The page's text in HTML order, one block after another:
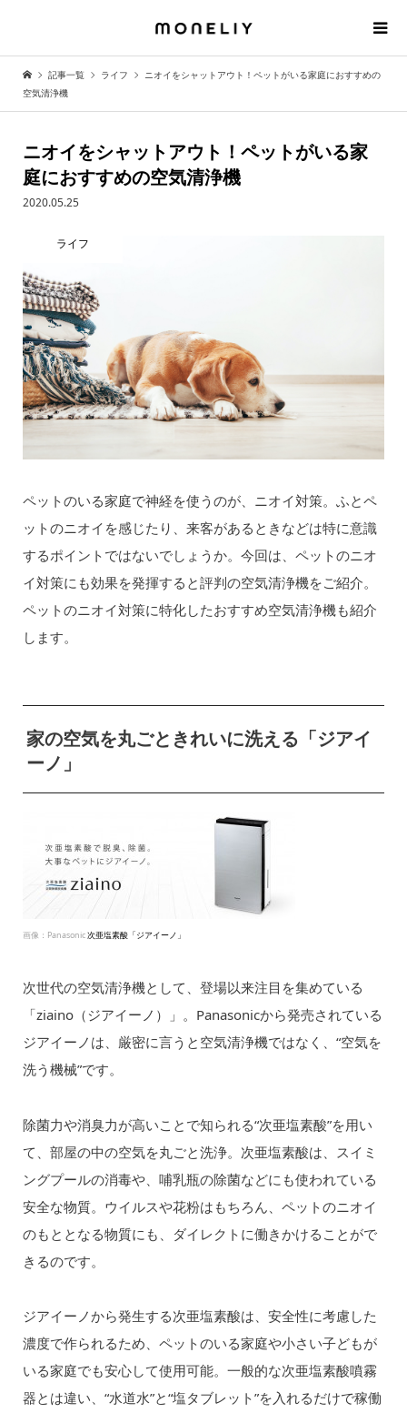
記事一覧 ライフ
ニオイをシャットアウト！ペットがいる家庭におすすめの
空気清浄機
ニオイをシャットアウト！ペットがいる家
庭におすすめの空気清浄機
2020.05.25
ライフ
ペットのいる家庭で神経を使うのが、ニオイ対策。ふとペ
ットのニオイを感じたり、来客があるときなどは特に意識
するポイントではないでしょうか。今回は、ペットのニオ
イ対策にも効果を発揮すると評判の空気清浄機をご紹介。
ペットのニオイ対策に特化したおすすめ空気清浄機も紹介
します。
家の空気を丸ごときれいに洗える「ジアイ
ーノ」
画像：Panasonic次亜塩素酸「ジアイーノ」
次世代の空気清浄機として、登場以来注目を集めている
「ziaino（ジアイーノ）」。Panasonicから発売されている
ジアイーノは、厳密に言うと空気清浄機ではなく、“空気を
洗う機械”です。
除菌力や消臭力が高いことで知られる“次亜塩素酸”を用い
て、部屋の中の空気を丸ごと洗浄。次亜塩素酸は、スイミ
ングプールの消毒や、哺乳瓶の除菌などにも使われている
安全な物質。ウイルスや花粉はもちろん、ペットのニオイ
のもととなる物質にも、ダイレクトに働きかけることがで
きるのです。
ジアイーノから発生する次亜塩素酸は、安全性に考慮した
濃度で作られるため、ペットのいる家庭や小さい子どもが
いる家庭でも安心して使用可能。一般的な次亜塩素酸噴霧
器とは違い、“水道水”と“塩タブレット”を入れるだけで稼働